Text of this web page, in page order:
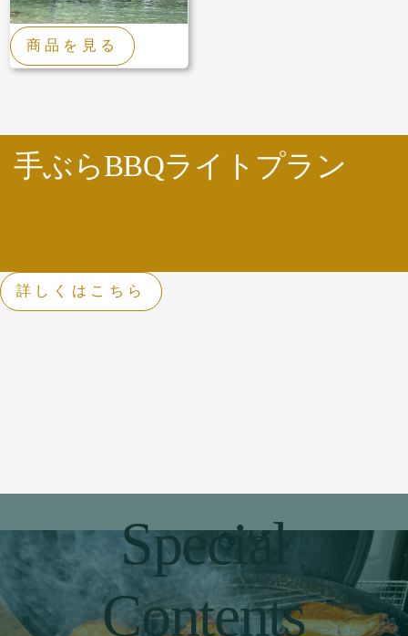
商品を見る
手ぶらBBQライトプラン
詳しくはこちら
Special
Contents